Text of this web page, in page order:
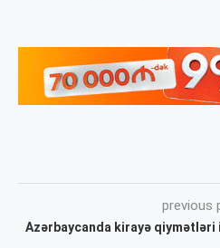
previous
Azərbaycanda kirayə qiymətləri